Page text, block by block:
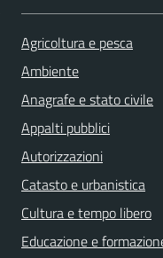
Agricoltura e pesca
Ambiente
Anagrafe e stato civile
Appalti pubblici
Autorizzazioni
Catasto e urbanistica
Cultura e tempo libero
Educazione e